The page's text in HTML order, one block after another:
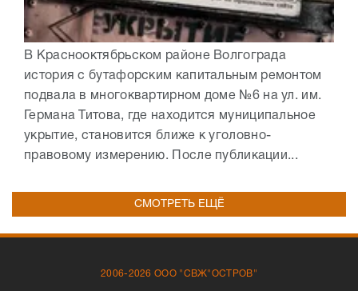
В Краснооктябрьском районе Волгограда
история с бутафорским капитальным ремонтом
подвала в многоквартирном доме №6 на ул. им.
Германа Титова, где находится муниципальное
укрытие, становится ближе к уголовно-
правовому измерению. После публикации...
СМОТРЕТЬ ЕЩЁ
2006-2026 ООО "СВЖ"ОСТРОВ"